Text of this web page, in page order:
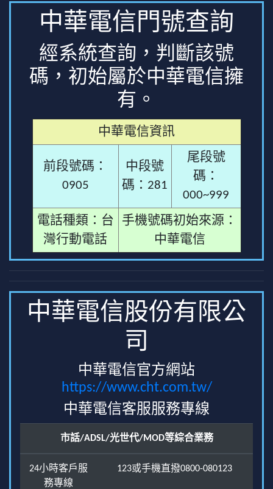
中華電信門號查詢
經系統查詢，判斷該號
碼，初始屬於中華電信擁
有。
中華電信資訊
前段號碼：
0905
中段號
碼：281
尾段號
碼：
000~999
電話種類：台
灣行動電話
手機號碼初始來源：
中華電信
中華電信股份有限公
司
中華電信官方網站
https://www.cht.com.tw/
中華電信客服服務專線
市話/ADSL/光世代/MOD等綜合業務
24小時客戶服
務專線
123或手機直撥0800-080123